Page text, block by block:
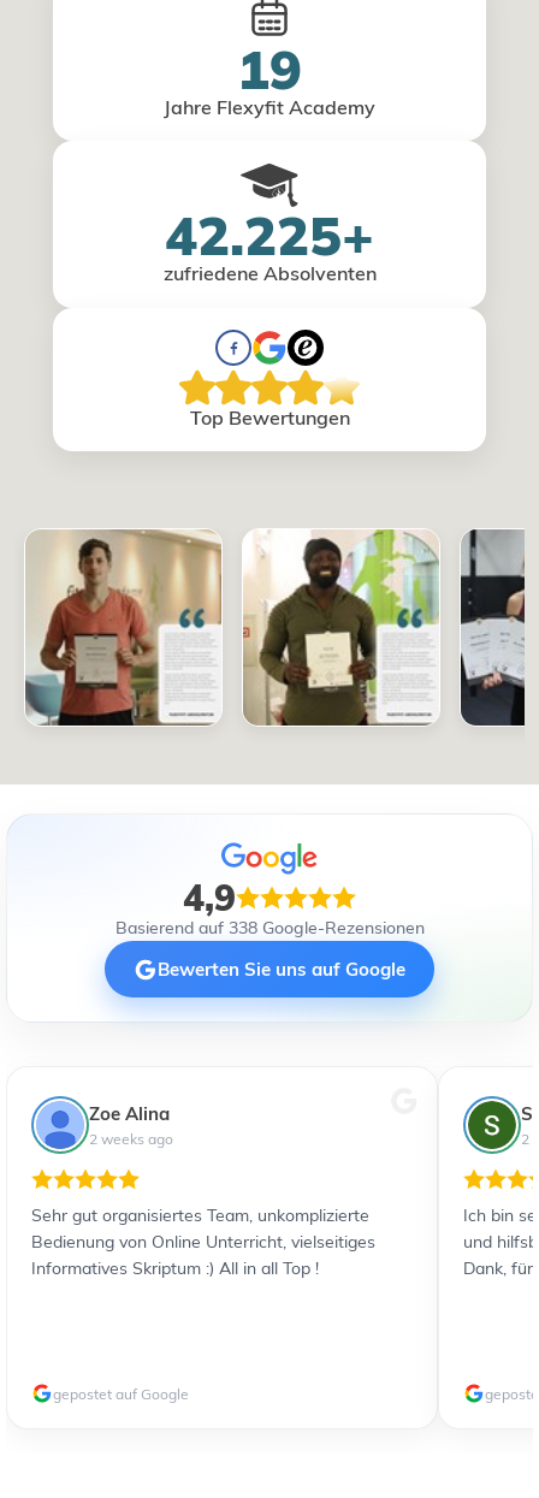
19
Jahre Flexyfit Academy
42.225+
zufriedene Absolventen
Top Bewertungen
4,9
Basierend auf 338 Google-Rezensionen
Bewerten Sie uns auf Google
Zoe Alina
2 weeks ago
Sehr gut organisiertes Team, unkomplizierte
Bedienung von Online Unterricht, vielseitiges
Informatives Skriptum :) All in all Top !
gepostet auf Google
2
Ich bin
und
Dank, für